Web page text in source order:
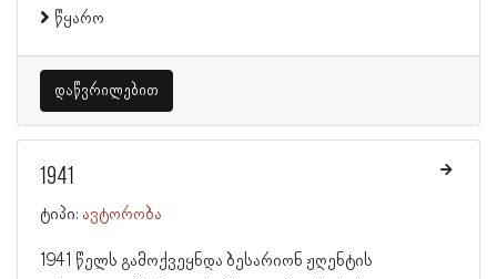
წყარო
დაწვრილებით
1941
ტიპი: ავტორობა
1941 წელს გამოქვეყნდა ბესარიონ ჟღენტის